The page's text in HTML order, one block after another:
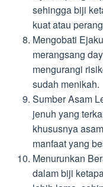
sehingga biji
kuat atau
Mengobati
merangsang
mengurangi
sudah menikah.
Sumber Asam
jenuh yang
khususnya
manfaat yang
Menurunkan
dalam biji